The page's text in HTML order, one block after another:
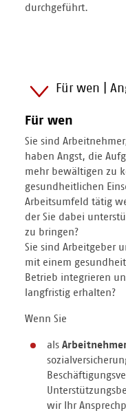
durchgeführt.
Für wen |
Für wen
Sie sind
haben Angst, die
mehr bewältigen zu
gesundheitlichen
Arbeitsumfeld tätig
der Sie dabei
zu bringen?
Sie sind Arbeitgeber
mit einem
Betrieb integrieren
langfristig erhalten?
Wenn Sie
als
wir Ihr